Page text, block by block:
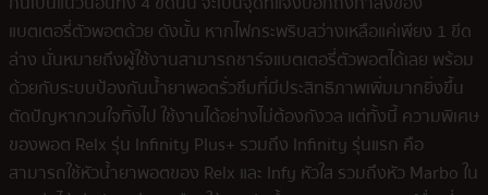
แบตเตอรี่ตัวพอตด้วย ดังนั้น หากไฟกระพริบสว่างเหลือแค่เพียง 1 ขีด
ล่าง นั่นหมายถึงผู้ใช้งานสามารถชาร์จแบตเตอรี่ตัวพอตได้เลย พร้อม
ด้วยกับระบบป้องกันน้ำยาพอตรั่วซึมที่มีประสิทธิภาพเพิ่มมากยิ่งขึ้น
ตัดปัญหากวนใจทิ้งไป ใช้งานได้อย่างไม่ต้องกังวล แต่ทั้งนี้ ความพิเศษ
ของพอต Relx รุ่น Infinity Plus+ รวมถึง Infinity รุ่นแรก คือ
สามารถใช้หัวน้ำยาพอตของ Relx และ Infy หัวใส รวมถึงหัว Marbo ใน